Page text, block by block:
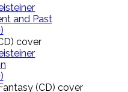
and Past